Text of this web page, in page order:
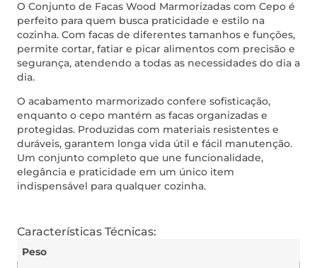
O Conjunto de Facas Wood Marmorizadas com Cepo é
perfeito para quem busca praticidade e estilo na
cozinha. Com facas de diferentes tamanhos e funções,
permite cortar, fatiar e picar alimentos com precisão e
segurança, atendendo a todas as necessidades do dia a
dia.
O acabamento marmorizado confere sofisticação,
enquanto o cepo mantém as facas organizadas e
protegidas. Produzidas com materiais resistentes e
duráveis, garantem longa vida útil e fácil manutenção.
Um conjunto completo que une funcionalidade,
elegância e praticidade em um único item
indispensável para qualquer cozinha.
Características Técnicas:
Peso